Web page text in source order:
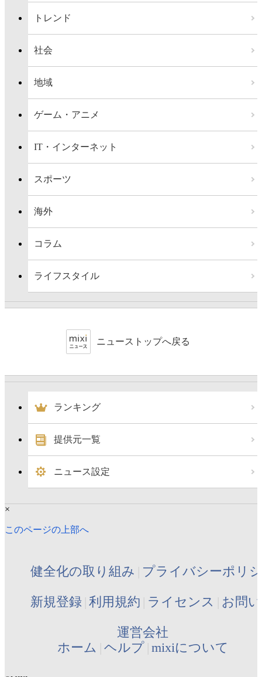
トレンド
社会
地域
ゲーム・アニメ
IT・インターネット
スポーツ
海外
コラム
ライフスタイル
ニューストップへ戻る
ランキング
提供元一覧
ニュース設定
×
このページの上部へ
健全化の取り組み プライバシーポリ
新規登録 利用規約 ライセンス お問
運営会社
ホーム ヘルプ mixiについて